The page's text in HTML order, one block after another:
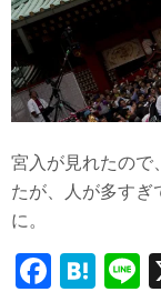
宮入が見れたので
たが、人が多すぎ
に。
Fa H